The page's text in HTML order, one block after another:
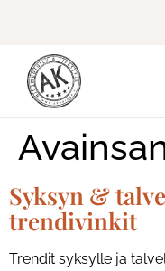
Ilmoittaudu mukaan
Syksyn &
trendivinkit
Trendit syksylle ja